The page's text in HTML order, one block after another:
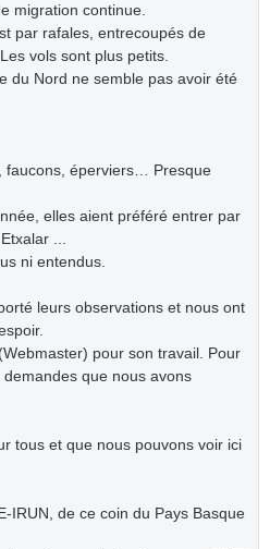
migration continue.
par rafales, entrecoupés de
vols sont plus petits.
du Nord ne semble pas avoir été
faucons, éperviers… Presque
elles aient préféré entrer par
...
ni entendus.
leurs observations et nous ont
pour son travail. Pour
que nous avons
tous et que nous pouvons voir ici
IRUN, de ce coin du Pays Basque